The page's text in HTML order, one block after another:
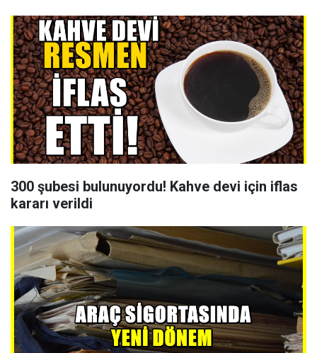
300 şubesi bulunuyordu! Kahve devi için iflas
kararı verildi